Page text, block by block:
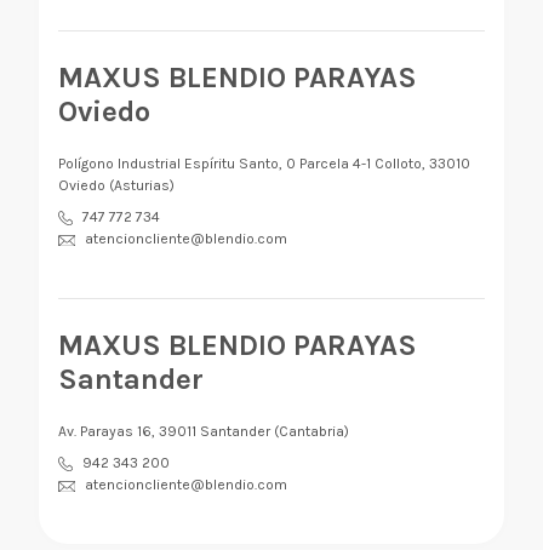
MAXUS BLENDIO PARAYAS
Oviedo
Polígono Industrial Espíritu Santo, 0 Parcela 4-1 Colloto, 33010
Oviedo (Asturias)
747 772 734
atencioncliente@blendio.com
MAXUS BLENDIO PARAYAS
Santander
Av. Parayas 16, 39011 Santander (Cantabria)
942 343 200
atencioncliente@blendio.com